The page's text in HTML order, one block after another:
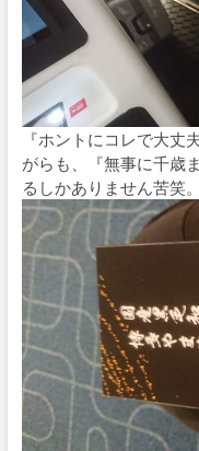
『ホントにコレで大丈
がらも、『無事に千歳
るしかありません苦笑。